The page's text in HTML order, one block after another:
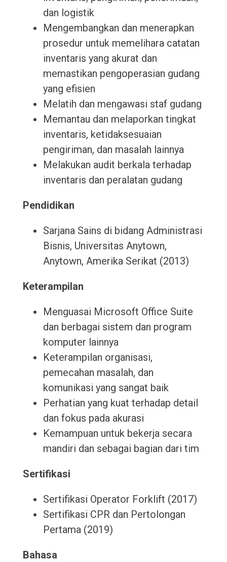
dan logistik
Mengembangkan dan menerapkan
prosedur untuk memelihara catatan
inventaris yang akurat dan
memastikan pengoperasian gudang
yang efisien
Melatih dan mengawasi staf gudang
Memantau dan melaporkan tingkat
inventaris, ketidaksesuaian
pengiriman, dan masalah lainnya
Melakukan audit berkala terhadap
inventaris dan peralatan gudang
Pendidikan
Sarjana Sains di bidang Administrasi
Bisnis, Universitas Anytown,
Anytown, Amerika Serikat (2013)
Keterampilan
Menguasai Microsoft Office Suite
dan berbagai sistem dan program
komputer lainnya
Keterampilan organisasi,
pemecahan masalah, dan
komunikasi yang sangat baik
Perhatian yang kuat terhadap detail
dan fokus pada akurasi
Kemampuan untuk bekerja secara
mandiri dan sebagai bagian dari tim
Sertifikasi
Sertifikasi Operator Forklift (2017)
Sertifikasi CPR dan Pertolongan
Pertama (2019)
Bahasa